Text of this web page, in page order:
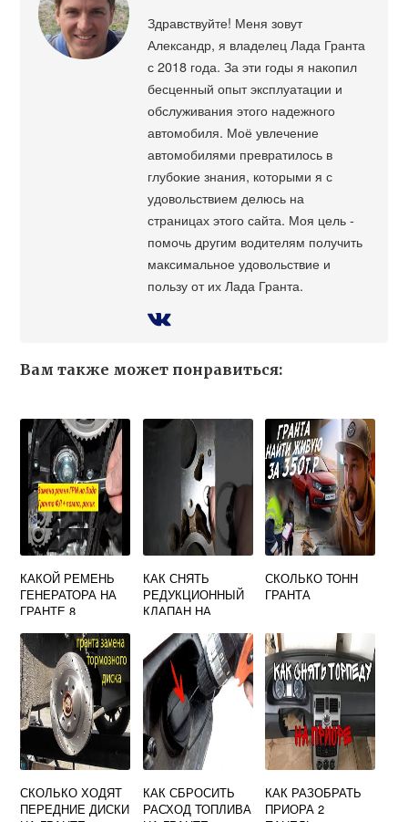
Здравствуйте! Меня зовут
Александр, я владелец Лада Гранта
с 2018 года. За эти годы я накопил
бесценный опыт эксплуатации и
обслуживания этого надежного
автомобиля. Моё увлечение
автомобилями превратилось в
глубокие знания, которыми я с
удовольствием делюсь на
страницах этого сайта. Моя цель -
помочь другим водителям получить
максимальное удовольствие и
пользу от их Лада Гранта.
Вам также может понравиться:
КАКОЙ РЕМЕНЬ
ГЕНЕРАТОРА НА
ГРАНТЕ 8
НАТЯЖИТЕЛЯ
КАК СНЯТЬ
РЕДУКЦИОННЫЙ
КЛАПАН НА
СКОЛЬКО ТОНН
ГРАНТА
СКОЛЬКО ХОДЯТ
ПЕРЕДНИЕ ДИСКИ
КАК СБРОСИТЬ
РАСХОД ТОПЛИВА
КАК РАЗОБРАТЬ
ПРИОРА 2